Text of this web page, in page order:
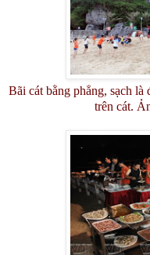
Bãi cát bằng phẳng, sạch
trên cát.